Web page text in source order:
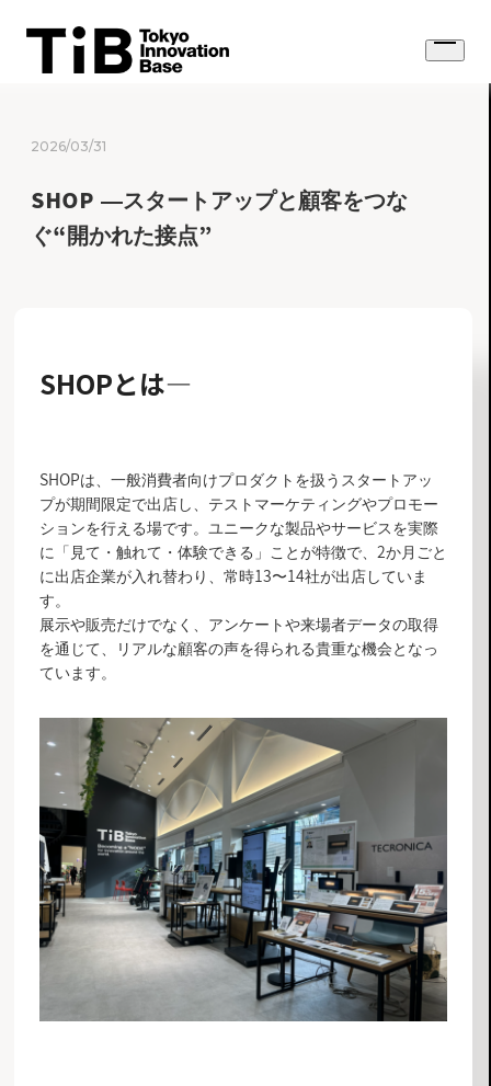
content
Open
2026/03/31
SHOP ―スタートアップと顧客をつな
ぐ“開かれた接点”
SHOPとは―
SHOPは、一般消費者向けプロダクトを扱うスタートアッ
プが期間限定で出店し、テストマーケティングやプロモー
ションを行える場です。ユニークな製品やサービスを実際
に「見て・触れて・体験できる」ことが特徴で、2か月ごと
に出店企業が入れ替わり、常時13〜14社が出店していま
す。
展示や販売だけでなく、アンケートや来場者データの取得
を通じて、リアルな顧客の声を得られる貴重な機会となっ
ています。